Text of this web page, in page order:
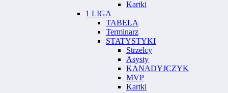
Kartki
1 LIGA
TABELA
Terminarz
STATYSTYKI
Strzelcy
Asysty
KANADYJCZYK
MVP
Kartki